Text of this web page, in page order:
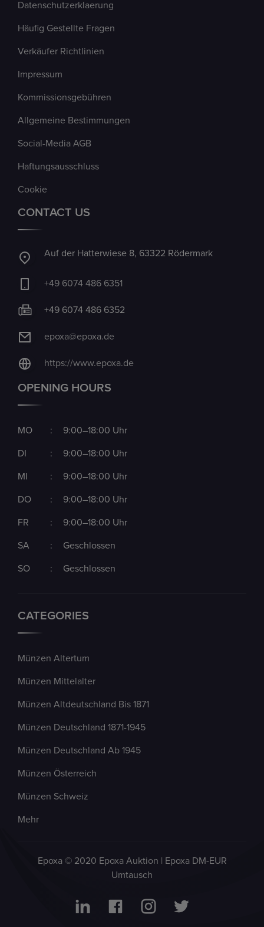
Datenschutzerklaerung
Häufig Gestellte Fragen
Verkäufer Richtlinien
Impressum
Kommissionsgebühren
Allgemeine Bestimmungen
Social-Media AGB
Haftungsausschluss
Cookie
CONTACT US
Auf der Hatterwiese 8, 63322 Rödermark
+49 6074 486 6351
+49 6074 486 6352
epoxa@epoxa.de
https://www.epoxa.de
OPENING HOURS
MO : 9:00–18:00 Uhr
DI : 9:00–18:00 Uhr
MI : 9:00–18:00 Uhr
DO : 9:00–18:00 Uhr
FR : 9:00–18:00 Uhr
SA : Geschlossen
SO : Geschlossen
CATEGORIES
Münzen Altertum
Münzen Mittelalter
Münzen Altdeutschland Bis 1871
Münzen Deutschland 1871-1945
Münzen Deutschland Ab 1945
Münzen Österreich
Münzen Schweiz
Mehr
Epoxa © 2020 Epoxa Auktion | Epoxa DM-EUR
Umtausch